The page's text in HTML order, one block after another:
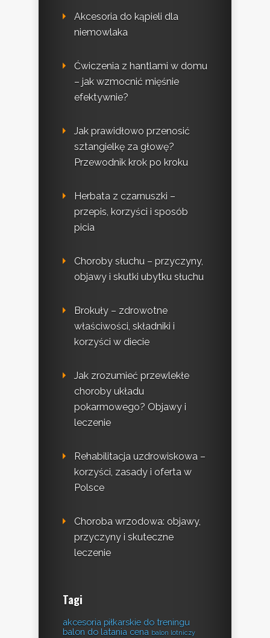
Akcesoria do kąpieli dla
niemowlaka
Ćwiczenia z hantlami w domu
– jak wzmocnić mięśnie
efektywnie?
Jak prawidłowo przenosić
sztangielkę za głowę?
Przewodnik krok po kroku
Herbata z czarnuszki –
przepis, korzyści i sposób
picia
Choroby słuchu – przyczyny,
objawy i skutki ubytku słuchu
Brokuły – zdrowotne
właściwości, składniki i
korzyści w diecie
Jak zrozumieć przewlekłe
choroby układu
pokarmowego? Objawy i
leczenie
Rehabilitacja uzdrowiskowa –
korzyści, zasady i oferta w
Polsce
Choroba wrzodowa: objawy,
przyczyny i skuteczne
leczenie
Tagi
akcesoria piłkarskie do treningu
balon do latania cena balon lotniczy